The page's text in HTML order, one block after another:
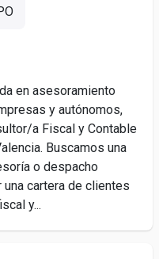
en asesoramiento
y autónomos,
a Fiscal y Contable
Buscamos una
o despacho
cartera de clientes
y...